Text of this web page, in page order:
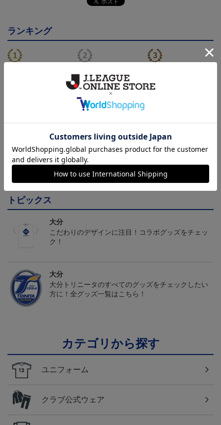
ランキング
大分トリニータ カメッ
クス タオルマフラー
2,500円
大分トリニータ ピカチ
ュウ タオルマフラー
2,500円
大分トリニータ カメッ
トピックス
大分
こだわりのデザインに注目！コラボグッズをチェッ
ク！
大分
大分トリニータのすべてのグッズをチェックしたい
方に！全グッズ一覧はこちら！
カテゴリから探す
ユニフォーム
クラブ公式ウェア